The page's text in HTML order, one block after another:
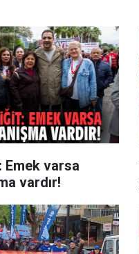
Emek varsa
vardır!